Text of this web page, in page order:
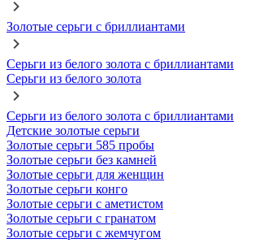
Золотые серьги с бриллиантами
Серьги из белого золота с бриллиантами
Серьги из белого золота
Серьги из белого золота с бриллиантами
Детские золотые серьги
Золотые серьги 585 пробы
Золотые серьги без камней
Золотые серьги для женщин
Золотые серьги конго
Золотые серьги с аметистом
Золотые серьги с гранатом
Золотые серьги с жемчугом